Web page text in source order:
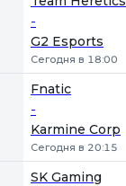
-
G2 Esports
Сегодня в 18:00
Fnatic
-
Karmine Corp
Сегодня в 20:15
SK Gaming